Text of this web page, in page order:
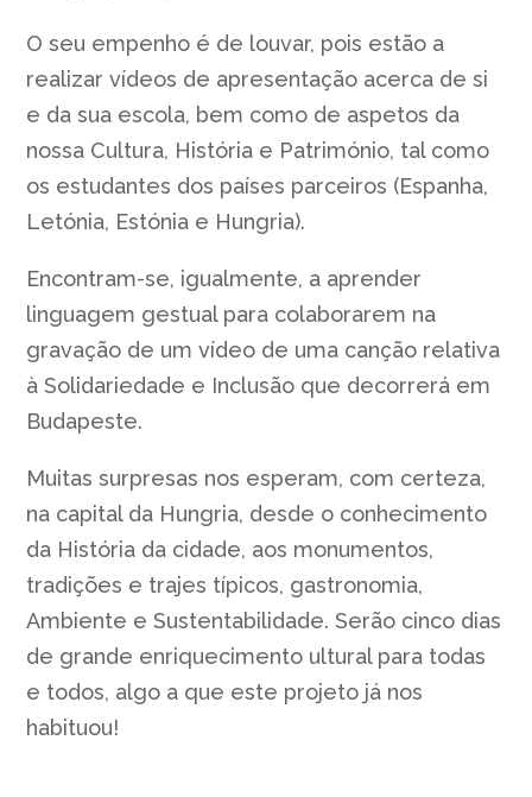
O seu empenho é de louvar, pois estão a
realizar vídeos de apresentação acerca de si
e da sua escola, bem como de aspetos da
nossa Cultura, História e Património, tal como
os estudantes dos países parceiros (Espanha,
Letónia, Estónia e Hungria).
Encontram-se, igualmente, a aprender
linguagem gestual para colaborarem na
gravação de um vídeo de uma canção relativa
à Solidariedade e Inclusão que decorrerá em
Budapeste.
Muitas surpresas nos esperam, com certeza,
na capital da Hungria, desde o conhecimento
da História da cidade, aos monumentos,
tradições e trajes típicos, gastronomia,
Ambiente e Sustentabilidade. Serão cinco dias
de grande enriquecimento ultural para todas
e todos, algo a que este projeto já nos
habituou!